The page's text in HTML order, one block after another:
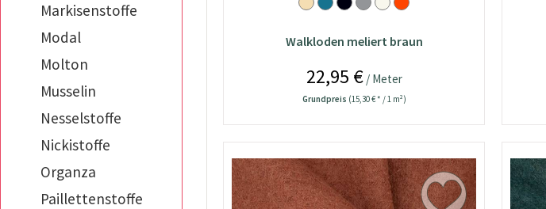
Markisenstoffe
Modal
Molton
Musselin
Nesselstoffe
Nickistoffe
Organza
Paillettenstoffe
waldgrünWalkloden meliert braun
22,95 €/ Meter
Grundpreis (15,30 € * / 1 m²)